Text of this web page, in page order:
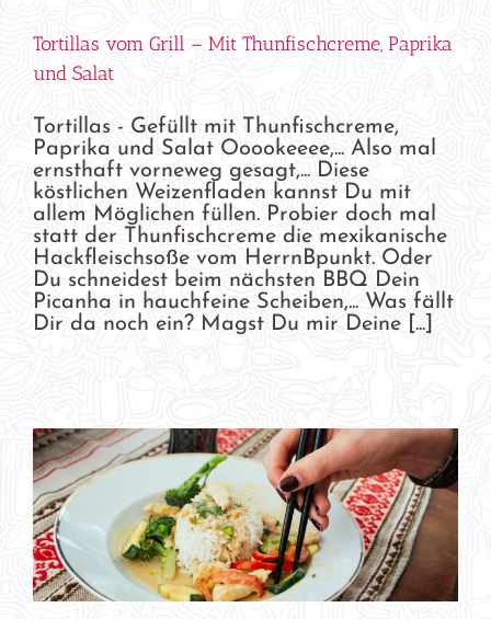
Tortillas vom Grill – Mit Thunfischcreme, Paprika
und Salat
Tortillas - Gefüllt mit Thunfischcreme,
Paprika und Salat Ooookeeee,... Also mal
ernsthaft vorneweg gesagt,... Diese
köstlichen Weizenfladen kannst Du mit
allem Möglichen füllen. Probier doch mal
statt der Thunfischcreme die mexikanische
Hackfleischsoße vom HerrnBpunkt. Oder
Du schneidest beim nächsten BBQ Dein
Picanha in hauchfeine Scheiben,... Was fällt
Dir da noch ein? Magst Du mir Deine [...]